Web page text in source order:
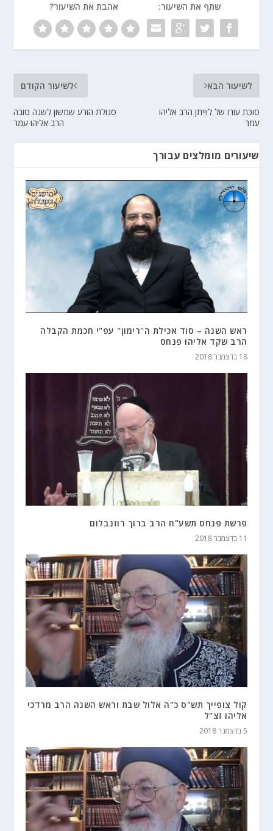
שתף את השיעור: אהבת את השיעור?
לשיעור הקודם
סגולת הזרע שמשון לשנה טובה
הרב אליהו עמר
לשיעור הבא
סוכת עורו של לוייתן הרב אליהו
עמר
שיעורים מומלצים עבורך
ראש השנה – סוד אכילת ה"רימון" עפ"י חכמת הקבלה
הרב שקד אליהו פנחס
18 בדצמבר 2018
פרשת פנחס תשע"ח הרב ברוך רוזנבלום
11 בדצמבר 2018
קול צופייך תש"ס כ"ה אלול שבת וראש השנה הרב מרדכי
אליהו זצ"ל
5 בדצמבר 2018